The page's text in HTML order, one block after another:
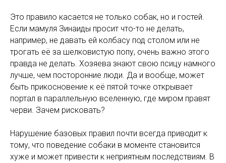
Это правило касается не только собак, но и гостей.
Если мамуля Зинаиды просит что-то не делать,
например, не давать ей колбасу под столом или не
трогать её за шелковистую попу, очень важно этого
правда не делать. Хозяева знают свою псицу намного
лучше, чем посторонние люди. Да и вообще, может
быть прикосновение к её пятой точке открывает
портал в параллельную вселенную, где миром правят
черви. Зачем рисковать?
Нарушение базовых правил почти всегда приводит к
тому, что поведение собаки в моменте становится
хуже и может привести к неприятным последствиям. В